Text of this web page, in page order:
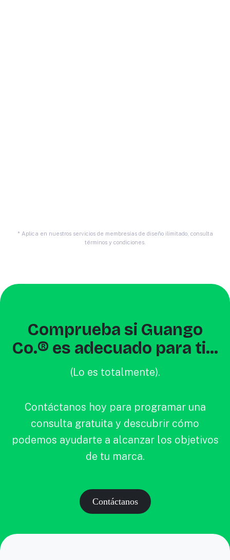
* Aplica en nuestros servicios de membresías de diseño ilimitado, consulta
términos y condiciones.
Comprueba si Guango
Co.® es adecuado para ti...
(Lo es totalmente).
Contáctanos hoy para programar una
consulta gratuita y descubrir cómo
podemos ayudarte a alcanzar los objetivos
de tu marca.
Contáctanos